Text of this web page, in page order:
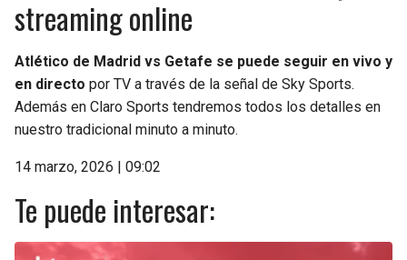
streaming online
Atlético de Madrid vs Getafe se puede seguir en vivo y
en directo por TV a través de la señal de Sky Sports.
Además en Claro Sports tendremos todos los detalles en
nuestro tradicional minuto a minuto.
14 marzo, 2026 | 09:02
Te puede interesar: